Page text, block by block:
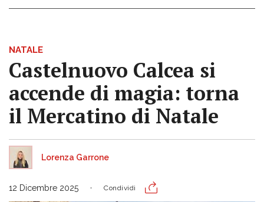
NATALE
Castelnuovo Calcea si
accende di magia: torna
il Mercatino di Natale
Lorenza Garrone
12 Dicembre 2025 Condividi